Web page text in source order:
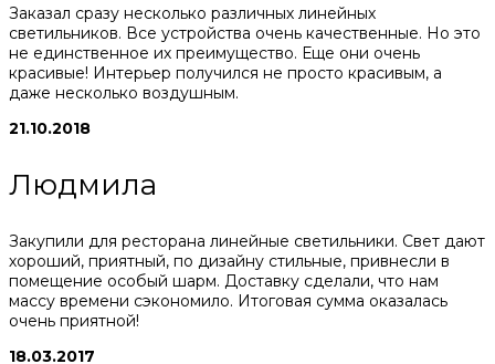
Заказал сразу несколько различных линейных
светильников. Все устройства очень качественные. Но это
не единственное их преимущество. Еще они очень
красивые! Интерьер получился не просто красивым, а
даже несколько воздушным.
21.10.2018
Людмила
Закупили для ресторана линейные светильники. Свет дают
хороший, приятный, по дизайну стильные, привнесли в
помещение особый шарм. Доставку сделали, что нам
массу времени сэкономило. Итоговая сумма оказалась
очень приятной!
18.03.2017